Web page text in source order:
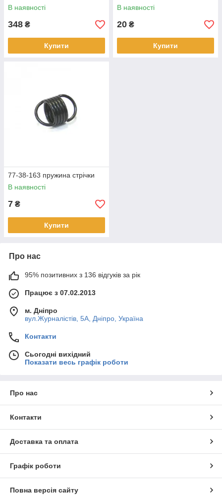
В наявності
348 ₴
Купити
В наявності
20 ₴
Купити
77-38-163 пружина стрічки
В наявності
7 ₴
Купити
Про нас
95% позитивних з 136 відгуків за рік
Працює з 07.02.2013
м. Дніпро
вул.Журналістів, 5А, Дніпро, Україна
Контакти
Сьогодні вихідний
Показати весь графік роботи
Про нас
Контакти
Доставка та оплата
Графік роботи
Повна версія сайту